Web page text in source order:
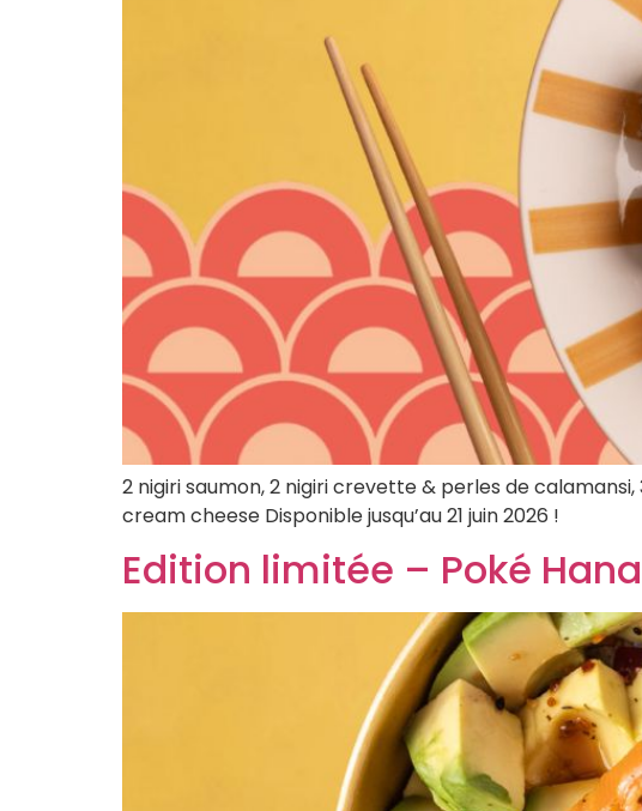
2 nigiri saumon, 2 nigiri crevette & perles de
cream cheese Disponible jusqu’au 21 juin 2026 !
Edition limitée – Poké